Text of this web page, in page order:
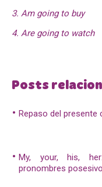
3. Am going to buy
4. Are going to watch
Posts
Repaso del presente
My, your, his,
pronombres